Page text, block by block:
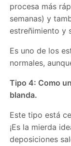
procesa más
semanas) y
estreñimiento y
Es uno de los
normales,
Tipo 4: Como
blanda.
Este tipo está
¡Es la mierda
deposiciones